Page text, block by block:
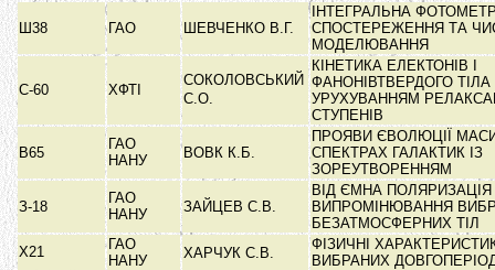
Ш38 ГАО ШЕВЧЕНКО В.Г.
ІНТЕГРАЛЬНА
СПОСТЕРЕЖЕННЯ ТА
МОДЕЛЮВАННЯ
С-60 ХФТІ
СОКОЛОВСЬКИЙ
С.О.
КІНЕТИКА ЕЛЕКТОНІВ І
ФАНОНІВТВЕРДОГО ТІЛА
УРУХУВАННЯМ
СТУПЕНІВ
В65
ГАО
НАНУ
ВОВК К.Б.
ПРОЯВИ ЄВОЛЮЦІЇ
СПЕКТРАХ ГАЛАКТИК ІЗ
ЗОРЕУТВОРЕННЯМ
З-18
ГАО
НАНУ
ЗАЙЦЕВ С.В.
ВІД ЄМНА
ВИПРОМІНЮВАННЯ
БЕЗАТМОСФЕРНИХ ТІЛ
Х21
ГАО
НАНУ
ХАРЧУК С.В.
ФІЗИЧНІ
ВИБРАНИХ